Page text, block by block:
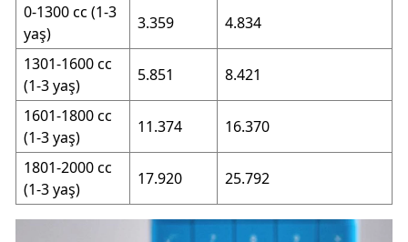
0-1300 cc (1-3
yaş)
3.359 4.834
1301-1600 cc
(1-3 yaş)
5.851 8.421
1601-1800 cc
(1-3 yaş)
11.374 16.370
1801-2000 cc
(1-3 yaş)
17.920 25.792